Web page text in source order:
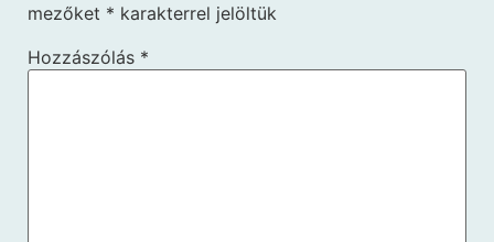
mezőket * karakterrel jelöltük
Hozzászólás *